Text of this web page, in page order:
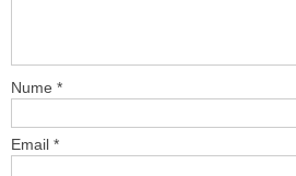
Nume *
Email *